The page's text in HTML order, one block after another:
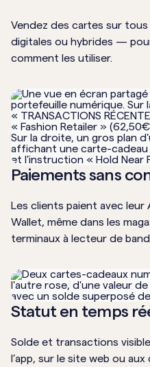
Vendez des cartes sur
digitales ou hybrides —
comment les utiliser.
Paiements sans
Les clients paient avec leur
Wallet, même dans les
terminaux à lecteur de
Statut en temps
Solde et transactions
l’app, sur le site web ou